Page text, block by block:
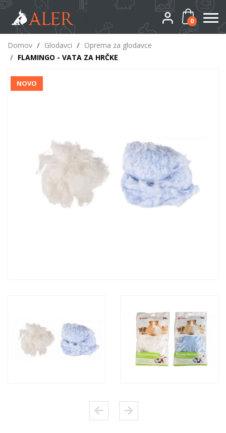
0
Domov / Glodavci / Oprema za glodavce
/ FLAMINGO - VATA ZA HRČKE
NOVO